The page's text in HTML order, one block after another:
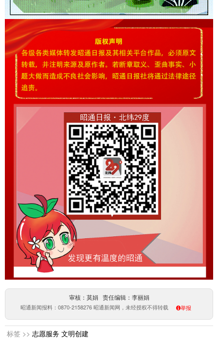
审核：莫娟 责任编辑：李丽娟
昭通新闻报料：0870-2158276 昭通新闻网，未经授权不得转载 举报
标签 >> 志愿服务 文明创建